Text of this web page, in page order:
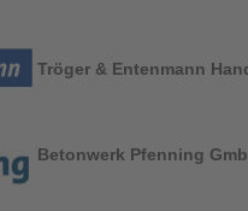
Tröger & Entenmann
Betonwerk Pfenning